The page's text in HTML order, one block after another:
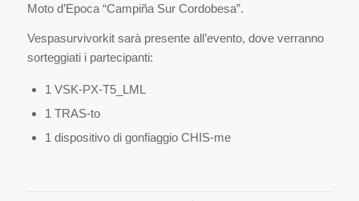
Moto d’Epoca “Campiña Sur Cordobesa”.
Vespasurvivorkit sarà presente all’evento, dove verranno
sorteggiati i partecipanti:
1 VSK-PX-T5_LML
1 TRAS-to
1 dispositivo di gonfiaggio CHIS-me